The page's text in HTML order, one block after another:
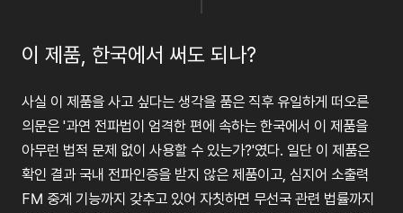
이 제품, 한국에서 써도 되나?
사실 이 제품을 사고 싶다는 생각을 품은 직후 유일하게 떠오른
의문은 '과연 전파법이 엄격한 편에 속하는 한국에서 이 제품을
아무런 법적 문제 없이 사용할 수 있는가?'였다. 일단 이 제품은
확인 결과 국내 전파인증을 받지 않은 제품이고, 심지어 소출력
FM 중계 기능까지 갖추고 있어 자칫하면 무선국 관련 법률까지